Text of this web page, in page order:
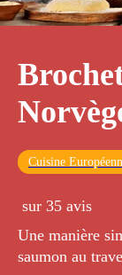
Cuisine
sur 35 avis
Une manière
saumon au